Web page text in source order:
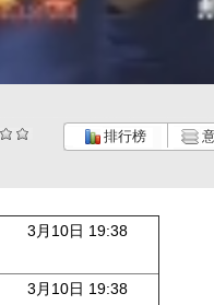
排行榜
3月10日 19:38
3月10日 19:38